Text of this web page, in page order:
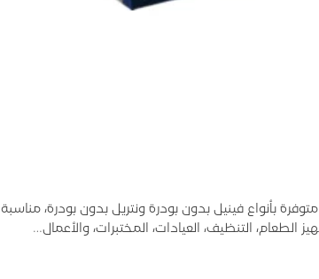
بأنواع فينيل بدون بودرة ونتريل بدون بودرة، مناسبة
الطعام، التنظيف، العيادات، المختبرات، والأعمال…